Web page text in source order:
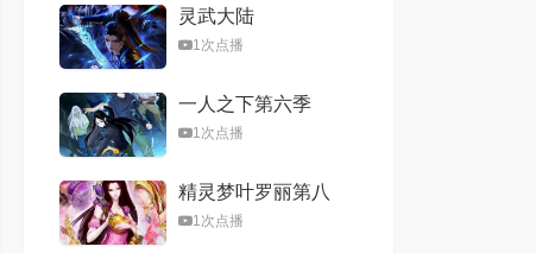
灵武大陆
1次点播
一人之下第六季
1次点播
精灵梦叶罗丽第八
季1次点播